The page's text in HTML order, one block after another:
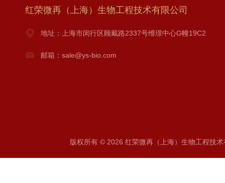
红荣微再（上海）生物工程技术有限公司
地址：上海市闵行区顾戴路2337号维璟中心G幢19C2
邮箱：sale@ys-bio.com
版权所有 © 2026 红荣微再（上海）生物工程技